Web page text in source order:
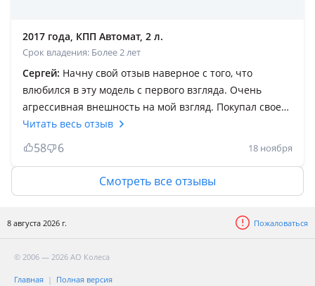
2017 года, КПП Автомат, 2 л.
Срок владения: Более 2 лет
Сергей: Начну свой отзыв наверное с того, что
влюбился в эту модель с первого взгляда. Очень
агрессивная внешность на мой взгляд. Покупал своего
Лексуса после 4х литрового Прадо 150 динамика
намного лучше, про управляемость вообще молчу,
управляется как bmw x5 или gle coupe. Было много
разных машин, но для себя понял что лексус
идеальный вариант надежности, управляемости,
шикарно, плюс ко всему маленький налог с суперской
динамикой. Не скажу что маленький расход топлива,
но наверное это из за манеры езды. Долго искал себе
самую полную версию на гранатовом салоне, когда
Читать весь отзыв
58 6 18 ноября
Смотреть все отзывы
8 августа 2026 г. Пожаловаться
© 2006 — 2026 АО Колеса
Главная Полная версия